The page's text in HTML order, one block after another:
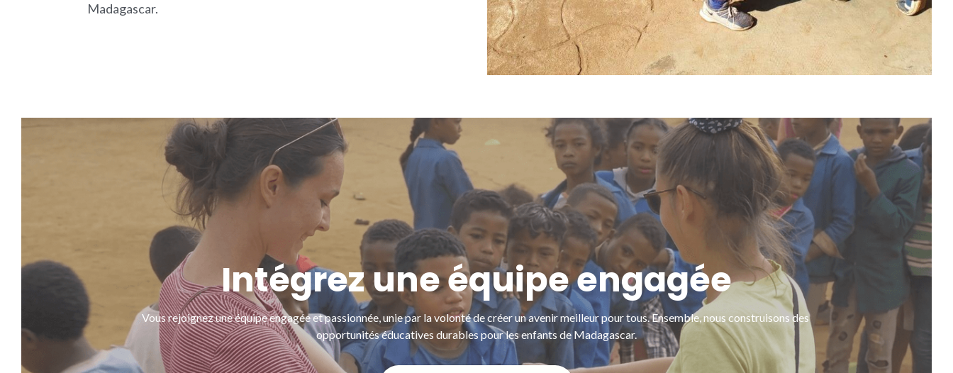
Madagascar.
Intégrez une équipe engagée
Vous rejoignez une équipe engagée et passionnée, unie par la volonté de créer un avenir meilleur pour tous. Ensemble, nous construisons des
opportunités éducatives durables pour les enfants de Madagascar.